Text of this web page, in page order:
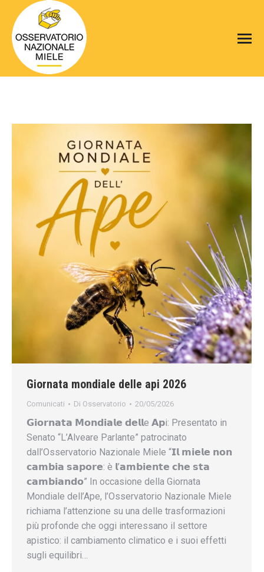
Giornata mondiale delle api 2026
Comunicati Di Osservatorio 20/05/2026
𝗚𝗶𝗼𝗿𝗻𝗮𝘁𝗮 𝗠𝗼𝗻𝗱𝗶𝗮𝗹𝗲 𝗱𝗲𝗹𝗹e 𝗔𝗽i: Presentato in
Senato “L’Alveare Parlante” patrocinato
dall’Osservatorio Nazionale Miele “𝗜𝗹 𝗺𝗶𝗲𝗹𝗲 𝗻𝗼𝗻
𝗰𝗮𝗺𝗯𝗶𝗮 𝘀𝗮𝗽𝗼𝗿𝗲: è 𝗹’𝗮𝗺𝗯𝗶𝗲𝗻𝘁𝗲 𝗰𝗵𝗲 𝘀𝘁𝗮
𝗰𝗮𝗺𝗯𝗶𝗮𝗻𝗱𝗼” In occasione della Giornata
Mondiale dell’Ape, l’Osservatorio Nazionale Miele
richiama l’attenzione su una delle trasformazioni
più profonde che oggi interessano il settore
apistico: il cambiamento climatico e i suoi effetti
sugli equilibri…